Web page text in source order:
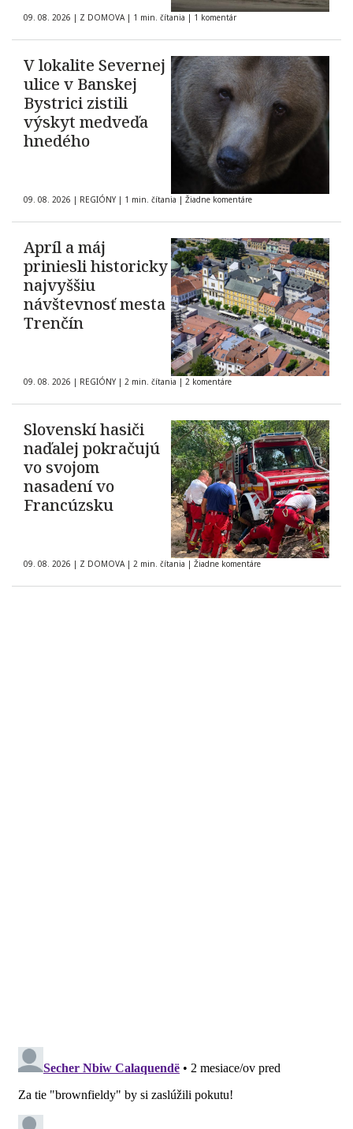
09. 08. 2026 | Z DOMOVA | 1 min. čítania | 1 komentár
V lokalite Severnej
ulice v Banskej
Bystrici zistili
výskyt medveďa
hnedého
09. 08. 2026 | REGIÓNY | 1 min. čítania | Žiadne komentáre
Apríl a máj
priniesli historicky
najvyššiu
návštevnosť mesta
Trenčín
09. 08. 2026 | REGIÓNY | 2 min. čítania | 2 komentáre
Slovenskí hasiči
naďalej pokračujú
vo svojom
nasadení vo
Francúzsku
09. 08. 2026 | Z DOMOVA | 2 min. čítania | Žiadne komentáre